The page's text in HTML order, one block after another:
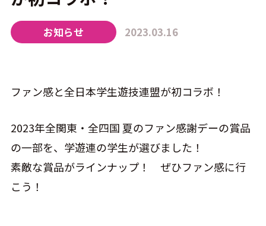
CONTACT
お知らせ 2023.03.16
ファン感と全日本学生遊技連盟が初コラボ！
2023年全関東・全四国 夏のファン感謝デーの賞品
の一部を、学遊連の学生が選びました！
素敵な賞品がラインナップ！ ぜひファン感に行
こう！